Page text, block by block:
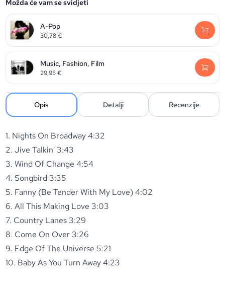
Možda će vam se svidjeti
A-Pop
30,78€
Music, Fashion, Film
29,95€
Opis Detalji Recenzije
1. Nights On Broadway 4:32
2. Jive Talkin' 3:43
3. Wind Of Change 4:54
4. Songbird 3:35
5. Fanny (Be Tender With My Love) 4:02
6. All This Making Love 3:03
7. Country Lanes 3:29
8. Come On Over 3:26
9. Edge Of The Universe 5:21
10. Baby As You Turn Away 4:23